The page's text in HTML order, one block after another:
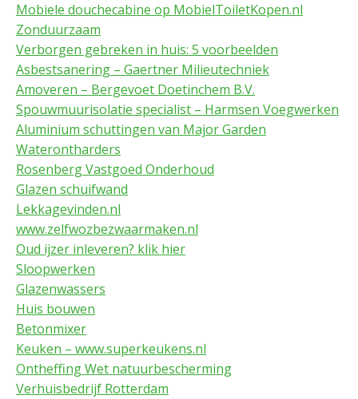
Mobiele douchecabine op MobielToiletKopen.nl
Zonduurzaam
Verborgen gebreken in huis: 5 voorbeelden
Asbestsanering – Gaertner Milieutechniek
Amoveren – Bergevoet Doetinchem B.V.
Spouwmuurisolatie specialist – Harmsen Voegwerken
Aluminium schuttingen van Major Garden
Waterontharders
Rosenberg Vastgoed Onderhoud
Glazen schuifwand
Lekkagevinden.nl
www.zelfwozbezwaarmaken.nl
Oud ijzer inleveren? klik hier
Sloopwerken
Glazenwassers
Huis bouwen
Betonmixer
Keuken – www.superkeukens.nl
Ontheffing Wet natuurbescherming
Verhuisbedrijf Rotterdam